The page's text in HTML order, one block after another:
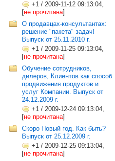
+1 / 2009-11-12 09:13:04,
[не прочитана]
О продавцах-консультантах:
решение "пакета" задач!
Выпуск от 25.11.2010 г.
+1 / 2009-11-25 09:13:04,
[не прочитана]
Обучение сотрудников,
дилеров, Клиентов как способ
продвижения продуктов и
услуг Компании. Выпуск от
24.12.2009 г.
+1 / 2009-12-24 09:13:04,
[не прочитана]
Скоро Новый год. Как быть?
Выпуск от 25.12.2009 г.
+1 / 2009-12-25 09:13:04,
[не прочитана]